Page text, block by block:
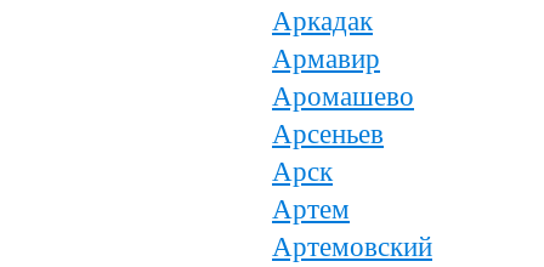
Аркадак
Армавир
Аромашево
Арсеньев
Арск
Артем
Артемовский